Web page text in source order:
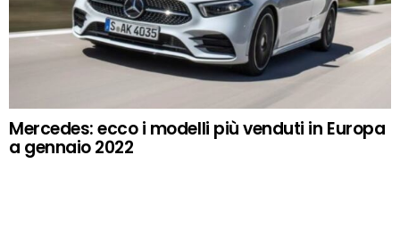
Mercedes: ecco i modelli più venduti in Europa
a gennaio 2022